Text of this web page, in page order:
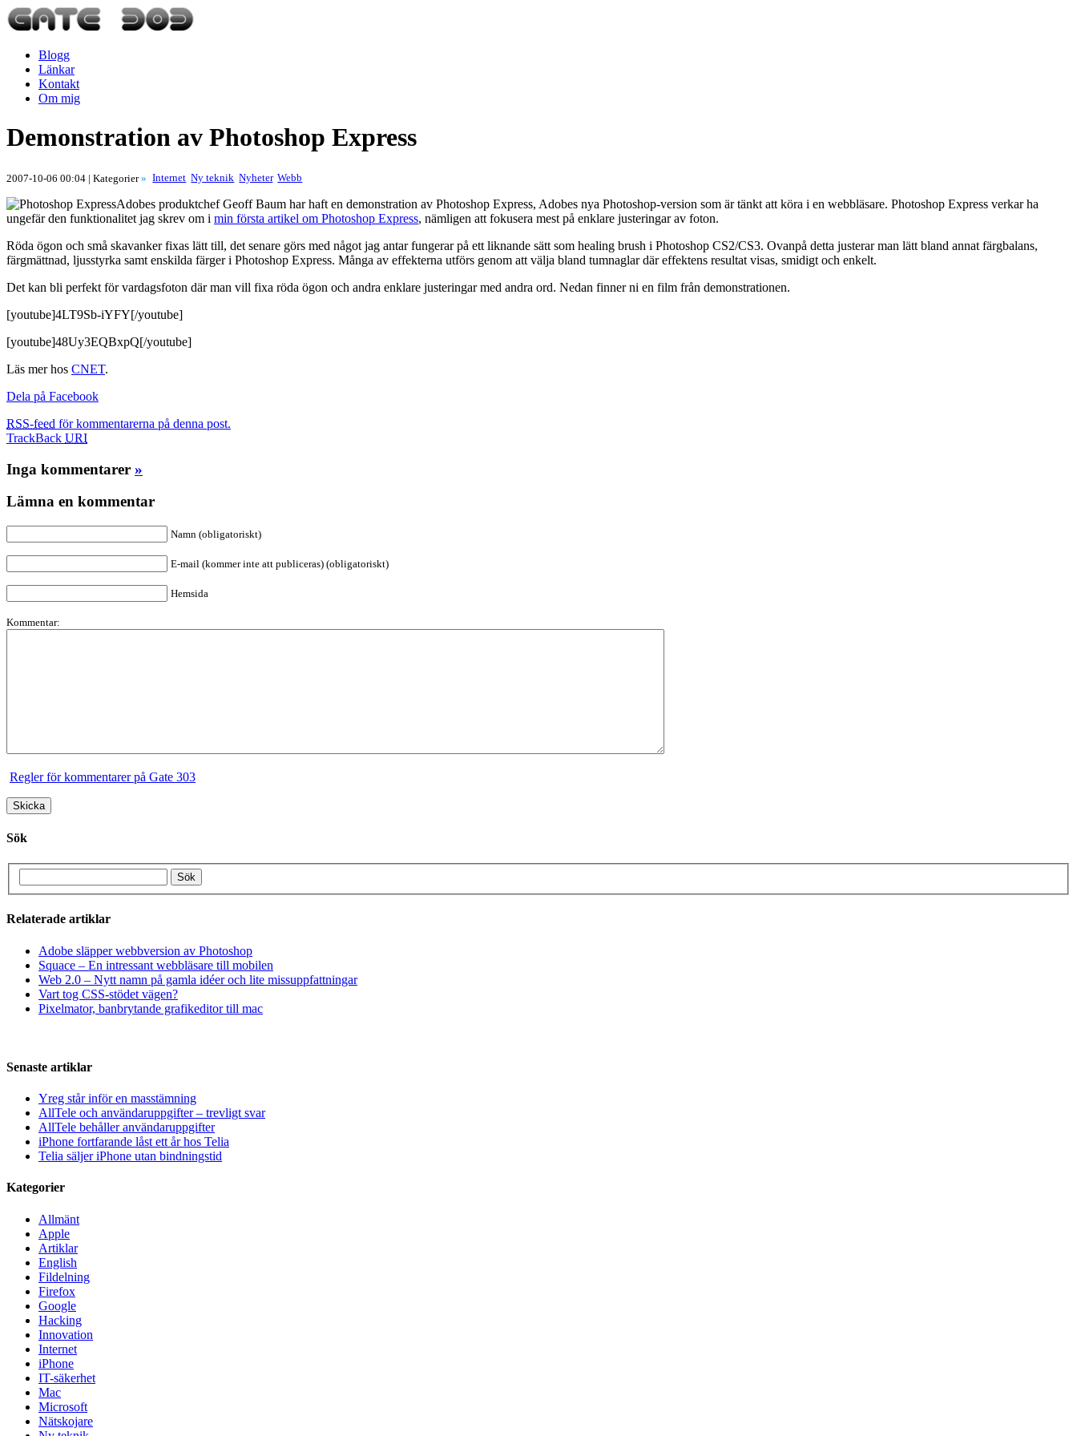
Blogg
Länkar
Kontakt
Om mig
Demonstration av Photoshop Express
2007-10-06 00:04 | Kategorier» Internet Ny teknik Nyheter Webb
Adobes produktchef Geoff Baum har haft en demonstration av Photoshop Express, Adobes nya Photoshop-version som är tänkt att köra i en webbläsare. Photoshop Express verkar ha
ungefär den funktionalitet jag skrev om i min första artikel om Photoshop Express, nämligen att fokusera mest på enklare justeringar av foton.
Röda ögon och små skavanker fixas lätt till, det senare görs med något jag antar fungerar på ett liknande sätt som healing brush i Photoshop CS2/CS3. Ovanpå detta justerar man lätt bland annat färgbalans,
färgmättnad, ljusstyrka samt enskilda färger i Photoshop Express. Många av effekterna utförs genom att välja bland tumnaglar där effektens resultat visas, smidigt och enkelt.
Det kan bli perfekt för vardagsfoton där man vill fixa röda ögon och andra enklare justeringar med andra ord. Nedan finner ni en film från demonstrationen.
[youtube]4LT9Sb-iYFY[/youtube]
[youtube]48Uy3EQBxpQ[/youtube]
Läs mer hos CNET.
Dela på Facebook
RSS-feed för kommentarerna på denna post.
TrackBack URI
Inga kommentarer »
Lämna en kommentar
Namn (obligatoriskt)
E-mail (kommer inte att publiceras) (obligatoriskt)
Hemsida
Kommentar:
Regler för kommentarer på Gate 303
Sök
Relaterade artiklar
Adobe släpper webbversion av Photoshop
Squace – En intressant webbläsare till mobilen
Web 2.0 – Nytt namn på gamla idéer och lite missuppfattningar
Vart tog CSS-stödet vägen?
Pixelmator, banbrytande grafikeditor till mac
Senaste artiklar
Yreg står inför en masstämning
AllTele och användaruppgifter – trevligt svar
AllTele behåller användaruppgifter
iPhone fortfarande låst ett år hos Telia
Telia säljer iPhone utan bindningstid
Kategorier
Allmänt
Apple
Artiklar
English
Fildelning
Firefox
Google
Hacking
Innovation
Internet
iPhone
IT-säkerhet
Mac
Microsoft
Nätskojare